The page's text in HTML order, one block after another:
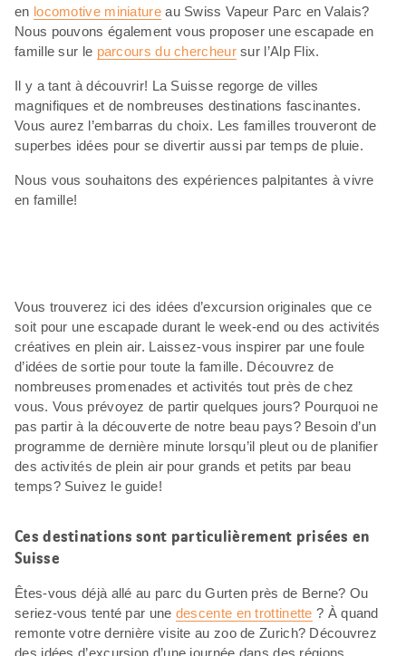
en locomotive miniatureau Swiss Vapeur Parc en Valais?
Nous pouvons également vous proposer une escapade en
famille sur le parcours du chercheursur l’Alp Flix.
Il y a tant à découvrir! La Suisse regorge de villes
magnifiques et de nombreuses destinations fascinantes.
Vous aurez l’embarras du choix. Les familles trouveront de
superbes idées pour se divertir aussi par temps de pluie.
Nous vous souhaitons des expériences palpitantes à vivre
en famille!
Vous trouverez ici des idées d’excursion originales que ce
soit pour une escapade durant le week-end ou des activités
créatives en plein air. Laissez-vous inspirer par une foule
d’idées de sortie pour toute la famille. Découvrez de
nombreuses promenades et activités tout près de chez
vous. Vous prévoyez de partir quelques jours? Pourquoi ne
pas partir à la découverte de notre beau pays? Besoin d’un
programme de dernière minute lorsqu’il pleut ou de planifier
des activités de plein air pour grands et petits par beau
temps? Suivez le guide!
Ces destinations sont particulièrement prisées en
Suisse
Êtes-vous déjà allé au parc du Gurten près de Berne? Ou
seriez-vous tenté par une descente en trottinette ? À quand
remonte votre dernière visite au zoo de Zurich? Découvrez
des idées d’excursion d’une journée dans des régions